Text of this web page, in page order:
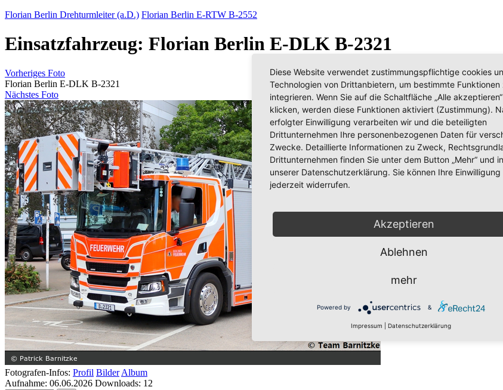
Florian Berlin Drehturmleiter (a.D.) Florian Berlin E-RTW B-2552
Einsatzfahrzeug: Florian Berlin E-DLK B-2321
Vorheriges Foto
Florian Berlin E-DLK B-2321
Nächstes Foto
Fotografen-Infos: Profil Bilder Album
Aufnahme: 06.06.2026 Downloads: 12
Diese Website verwendet zustimmungspflichtige cookies
Technologien von Drittanbietern, um bestimmte Funktionen
integrieren. Wenn Sie auf die Schaltfläche „Alle akzeptieren“
klicken, werden diese Funktionen aktiviert (Zustimmung).
erfolgter Einwilligung verarbeiten wir und die beteiligten
Drittunternehmen Ihre personenbezogenen Daten für
Zwecke. Detaillierte Informationen zu Zweck,
Drittunternehmen finden Sie unter dem Button „Mehr“ und in
unserer Datenschutzerklärung. Sie können Ihre Einwilligung
jederzeit widerrufen.
Akzeptieren
Ablehnen
mehr
Powered by &
Impressum Datenschutzerklärung